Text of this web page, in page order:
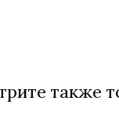
также